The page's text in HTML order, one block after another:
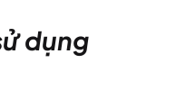
dụng